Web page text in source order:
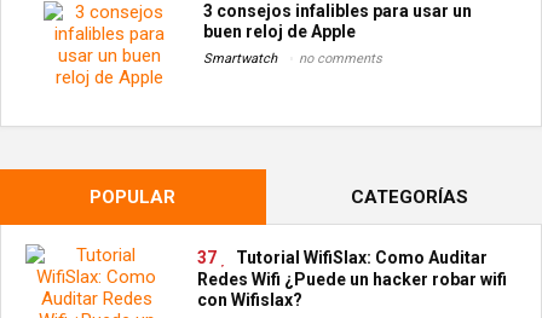
3 consejos infalibles para usar un
buen reloj de Apple
Smartwatch no comments
POPULAR CATEGORÍAS
37
Tutorial WifiSlax: Como Auditar
Redes Wifi ¿Puede un hacker robar wifi
con Wifislax?